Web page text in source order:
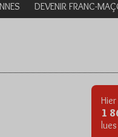
DEVENIR FRANC-
1